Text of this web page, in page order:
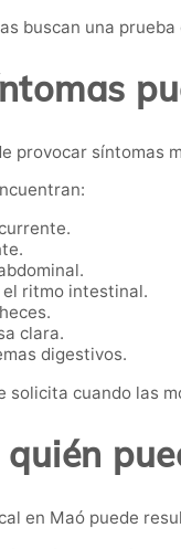
buscan una
provocar síntomas
el ritmo intestinal.
clara.
digestivos.
solicita cuando las
quién
en Maó puede